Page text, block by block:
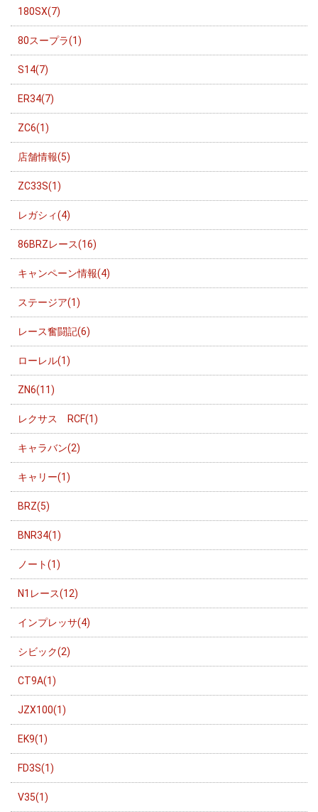
180SX(7)
80スープラ(1)
S14(7)
ER34(7)
ZC6(1)
店舗情報(5)
ZC33S(1)
レガシィ(4)
86BRZレース(16)
キャンペーン情報(4)
ステージア(1)
レース奮闘記(6)
ローレル(1)
ZN6(11)
レクサス RCF(1)
キャラバン(2)
キャリー(1)
BRZ(5)
BNR34(1)
ノート(1)
N1レース(12)
インプレッサ(4)
シビック(2)
CT9A(1)
JZX100(1)
EK9(1)
FD3S(1)
V35(1)